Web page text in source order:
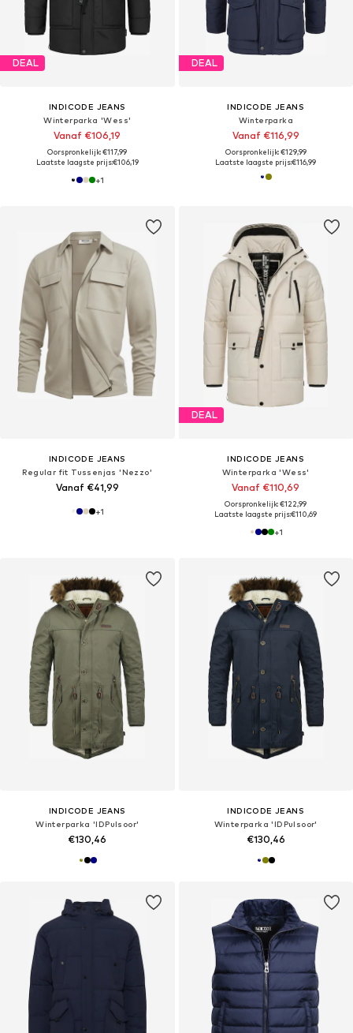
DEAL
INDICODE JEANS
Winterparka 'Wess'
Vanaf €106,19
Oorspronkelijk: €117,99
Laatste laagste prijs:€106,19
+1
DEAL
INDICODE JEANS
Winterparka
Vanaf €116,99
Oorspronkelijk: €129,99
Laatste laagste prijs:€116,99
INDICODE JEANS
Regular fit Tussenjas 'Nezzo'
Vanaf €41,99
+1
DEAL
INDICODE JEANS
Winterparka 'Wess'
Vanaf €110,69
Oorspronkelijk: €122,99
Laatste laagste prijs:€110,69
+1
INDICODE JEANS
Winterparka 'IDPulsoor'
€130,46
INDICODE JEANS
Winterparka 'IDPulsoor'
€130,46